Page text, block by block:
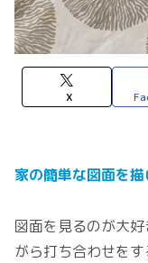
X
家の簡単な図面を描
図面を見るのが大
がら打ち合わせを